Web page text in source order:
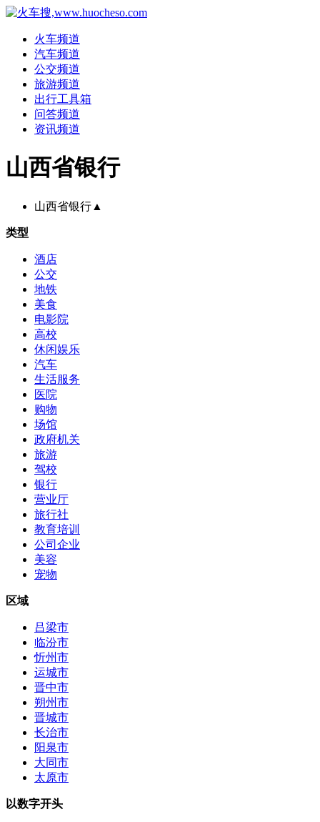
火车频道
汽车频道
公交频道
旅游频道
出行工具箱
问答频道
资讯频道
山西省银行
山西省银行 ▲
类型
酒店
公交
地铁
美食
电影院
高校
休闲娱乐
汽车
生活服务
医院
购物
场馆
政府机关
旅游
驾校
银行
营业厅
旅行社
教育培训
公司企业
美容
宠物
区域
吕梁市
临汾市
忻州市
运城市
晋中市
朔州市
晋城市
长治市
阳泉市
大同市
太原市
以数字开头